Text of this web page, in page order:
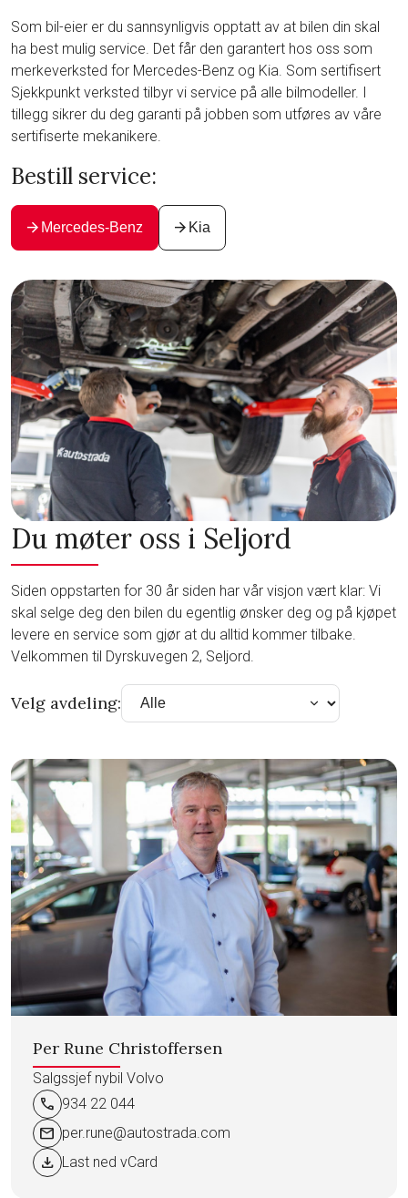
Som bil-eier er du sannsynligvis opptatt av at bilen din skal
ha best mulig service. Det får den garantert hos oss som
merkeverksted for Mercedes-Benz og Kia. Som sertifisert
Sjekkpunkt verksted tilbyr vi service på alle bilmodeller. I
tillegg sikrer du deg garanti på jobben som utføres av våre
sertifiserte mekanikere.
Bestill service:
arrow_forward Mercedes-Benz arrow_forward Kia
Du møter oss i Seljord
Siden oppstarten for 30 år siden har vår visjon vært klar: Vi
skal selge deg den bilen du egentlig ønsker deg og på kjøpet
levere en service som gjør at du alltid kommer tilbake.
Velkommen til Dyrskuvegen 2, Seljord.
Velg avdeling:
Per Rune Christoffersen
Salgssjef nybil Volvo
call 934 22 044
mail per.rune@autostrada.com
download Last ned vCard